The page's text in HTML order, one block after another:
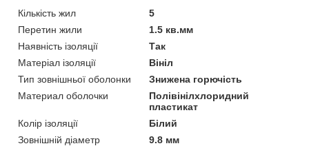
Кількість жил
5
Перетин жили
1.5 кв.мм
Наявність ізоляції
Так
Матеріал ізоляції
Вініл
Тип зовнішньої оболонки
Знижена горючість
Материал оболочки
Полівінілхлоридний
пластикат
Колір ізоляції
Білий
Зовнішній діаметр
9.8 мм